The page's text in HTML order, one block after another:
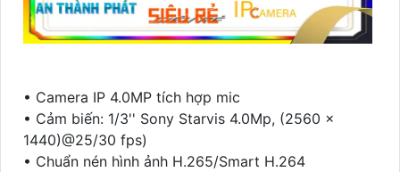
• Camera IP 4.0MP tích hợp mic
• Cảm biến: 1/3'' Sony Starvis 4.0Mp, (2560 ×
1440)@25/30 fps)
• Chuẩn nén hình ảnh H.265/Smart H.264